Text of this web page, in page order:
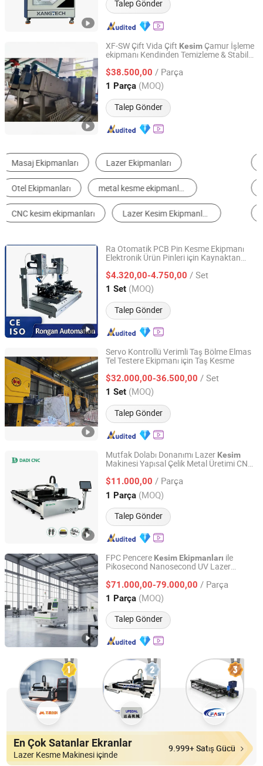
Talep Gönder
XF-SW Çift Vida Çift Kesim Çamur İşleme
ekipmanı Kendinden Temizleme & Stabil
$38.500,00 / Parça
1 Parça (MOQ)
Talep Gönder
Yixing Pioniere Environmental Protection Equipment Co.,
Ltd.
Jiangsu, China Fiyat 2018
CNC Makinesi Tezgahları Lazer Kesme Makinesi
Taş Kesme Makinesi
Plazma Kesme Makinesi Et İşleme Makineleri
Ra Otomatik PCB Pin Kesme Ekipmanı
Elektronik Ürün Pinleri için Kaynaktan
$4.320,00-4.750,00 / Set
1 Set (MOQ)
Talep Gönder
Dongguan Rongan Electromechanical Equipment Co., Ltd.
Guangdong, China Fiyat 2023
Servo Kontrollü Verimli Taş Bölme Elmas
Tel Testere Ekipmanı için Taş Kesme
$32.000,00-36.500,00 / Set
1 Set (MOQ)
Talep Gönder
Fujian Xianda Machinery Co., Ltd.
Fujian, China Fiyat 2017
Mutfak Dolabı Donanımı Lazer Kesim
Makinesi Yapısal Çelik Metal Üretimi CNC
Profesyonel Çin Üreticisi
$11.000,00 / Parça
1 Parça (MOQ)
Talep Gönder
Shandong Dadi Cnc Mechanical Equipment Co., Ltd.
Shandong, China Fiyat 2025
FPC Pencere Kesim Ekipmanları ile
Pikosecond Nanosecond UV Lazer
Potansiyeli, 0.15mm FPC Üretimi için
Minimum Pad Boyutu
$71.000,00-79.000,00 / Parça
1 Parça (MOQ)
Talep Gönder
Shenzhen Inte Laser Technology Co., Ltd.
Guangdong, China Fiyat 2024
En Çok Satanlar Ekranlar
Lazer Kesme Makinesi içinde
9.999+ Satış Gücü